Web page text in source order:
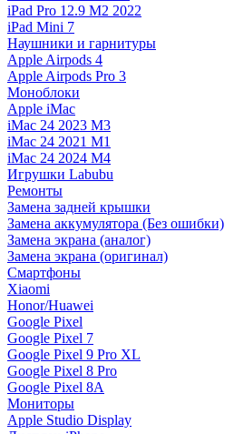
iPad Pro 12.9 M2 2022
iPad Mini 7
Наушники и гарнитуры
Apple Airpods 4
Apple Airpods Pro 3
Моноблоки
Apple iMac
iMac 24 2023 M3
iMac 24 2021 M1
iMac 24 2024 M4
Игрушки Labubu
Ремонты
Замена задней крышки
Замена аккумулятора (Без ошибки)
Замена экрана (аналог)
Замена экрана (оригинал)
Смартфоны
Xiaomi
Honor/Huawei
Google Pixel
Google Pixel 7
Google Pixel 9 Pro XL
Google Pixel 8 Pro
Google Pixel 8A
Мониторы
Apple Studio Display